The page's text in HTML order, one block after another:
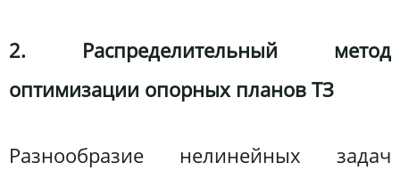
2. Распределительный метод
оптимизации опорных планов ТЗ
Разнообразие нелинейных задач